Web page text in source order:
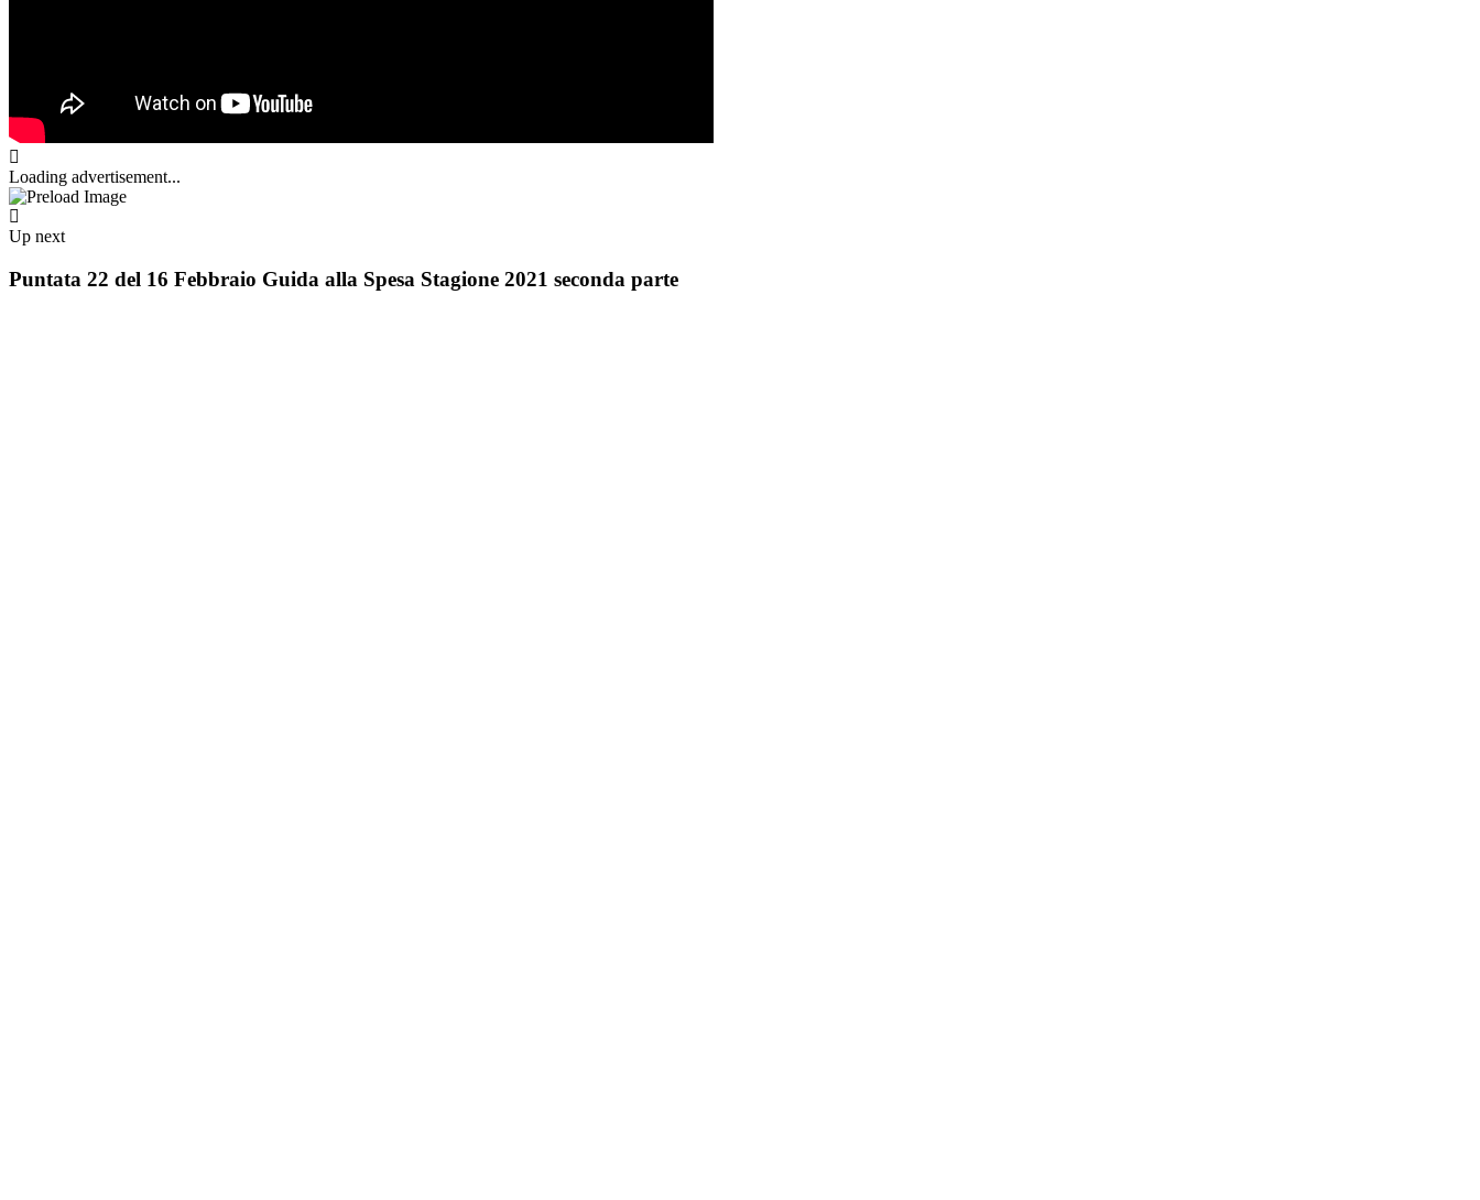
Loading advertisement...
Up next
Puntata 22 del 16 Febbraio Guida alla Spesa Stagione 2021 seconda parte